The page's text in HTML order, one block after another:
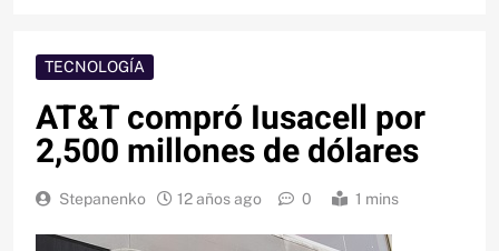
TECNOLOGÍA
AT&T compró Iusacell por
2,500 millones de dólares
Stepanenko 12 años ago 0 1 mins